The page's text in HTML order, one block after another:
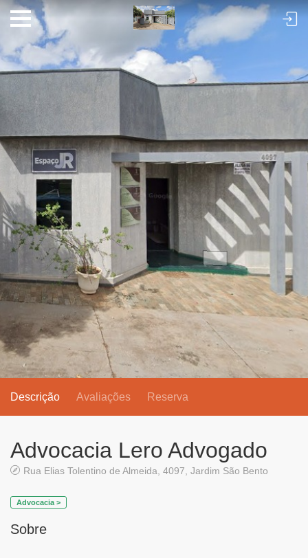
Descrição Avaliações Reserva
Advocacia Lero Advogado
Rua Elias Tolentino de Almeida, 4097, Jardim São Bento
Advocacia >
Sobre